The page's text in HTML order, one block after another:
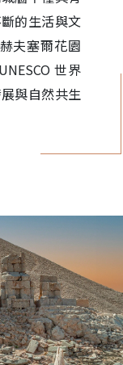
的生活與文
夫塞爾花園
世界
與自然共生